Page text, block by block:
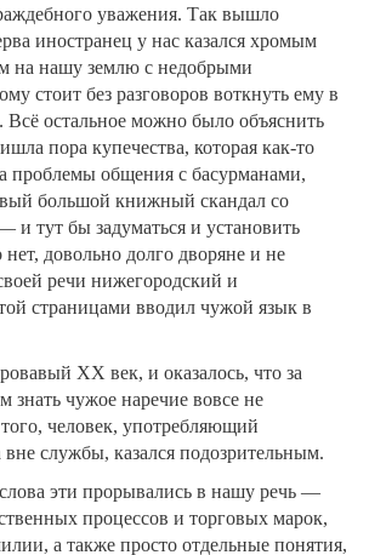
уважения. Так вышло
иностранец у нас казался хромым
на нашу землю с недобрыми
стоит без разговоров воткнуть ему в
Всё остальное можно было объяснить
пора купечества, которая как-то
проблемы общения с басурманами,
большой книжный скандал со
и тут бы задуматься и установить
довольно долго дворяне и не
речи нижегородский и
страницами вводил чужой язык в
ХХ век, и оказалось, что за
знать чужое наречие вовсе не
того, человек, употребляющий
службы, казался подозрительным.
эти прорывались в нашу речь —
процессов и торговых марок,
а также просто отдельные понятия,